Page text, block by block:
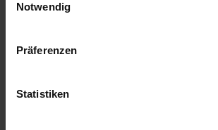
Notwendig
Präferenzen
Statistiken